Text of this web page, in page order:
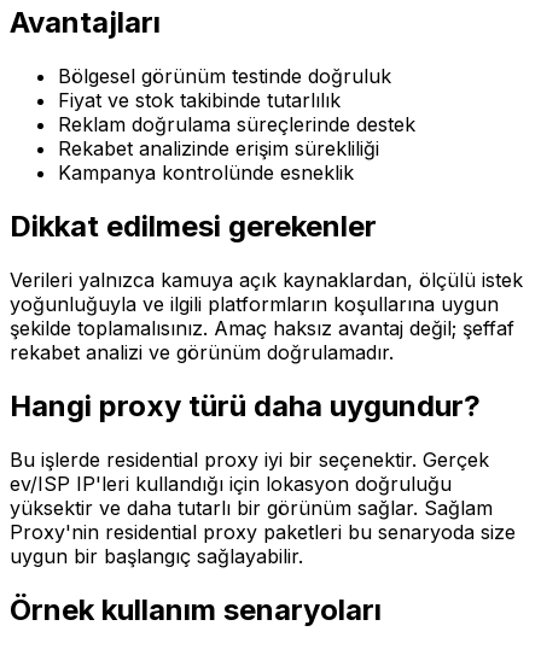
Avantajları
Bölgesel görünüm testinde doğruluk
Fiyat ve stok takibinde tutarlılık
Reklam doğrulama süreçlerinde destek
Rekabet analizinde erişim sürekliliği
Kampanya kontrolünde esneklik
Dikkat edilmesi gerekenler
Verileri yalnızca kamuya açık kaynaklardan, ölçülü istek
yoğunluğuyla ve ilgili platformların koşullarına uygun
şekilde toplamalısınız. Amaç haksız avantaj değil; şeffaf
rekabet analizi ve görünüm doğrulamadır.
Hangi proxy türü daha uygundur?
Bu işlerde residential proxy iyi bir seçenektir. Gerçek
ev/ISP IP'leri kullandığı için lokasyon doğruluğu
yüksektir ve daha tutarlı bir görünüm sağlar. Sağlam
Proxy'nin residential proxy paketleri bu senaryoda size
uygun bir başlangıç sağlayabilir.
Örnek kullanım senaryoları